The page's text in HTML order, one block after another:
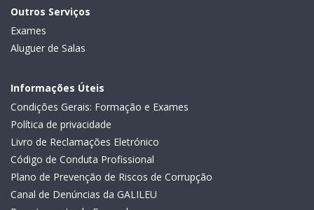
Outros Serviços
Exames
Aluguer de Salas
Informações Úteis
Condições Gerais: Formação e Exames
Política de privacidade
Livro de Reclamações Eletrónico
Código de Conduta Profissional
Plano de Prevenção de Riscos de Corrupção
Canal de Denúncias da GALILEU